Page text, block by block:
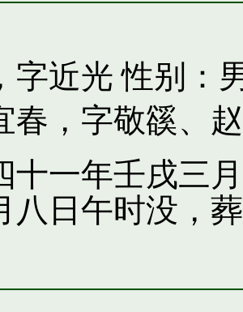
字近光 性别：
春，字敬豀、
十一年壬戌三
八日午时没，